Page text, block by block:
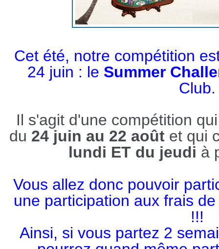
Cet été, notre compétition
24 juin : le Summer
Club.
Il s'agit d'une compétition
du 24 juin au 22 août et qui
lundi ET du jeudi à
Vous allez donc pouvoir
une participation aux frais
!!!
Ainsi, si vous partez 2